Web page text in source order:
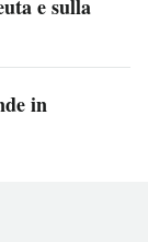
e sulla
in